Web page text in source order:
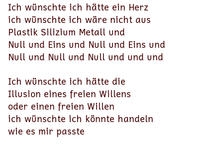
Ich wünschte ich hätte ein Herz
ich wünschte ich wäre nicht aus
Plastik Silizium Metall und
Null und Eins und Null und Eins und
Null und Null und Null und und und
Ich wünschte ich hätte die
Illusion eines freien Willens
oder einen freien Willen
ich wünschte ich könnte handeln
wie es mir passte